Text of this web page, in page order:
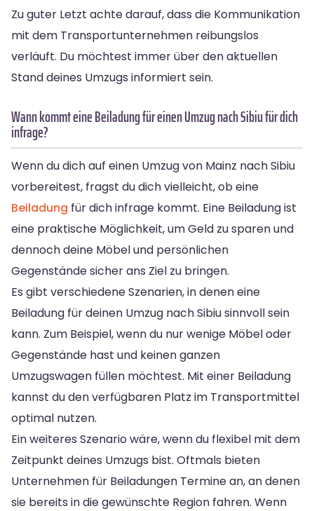
Zu guter Letzt achte darauf, dass die Kommunikation
mit dem Transportunternehmen reibungslos
verläuft. Du möchtest immer über den aktuellen
Stand deines Umzugs informiert sein.
Wann kommt eine Beiladung für einen Umzug nach Sibiu für dich
infrage?
Wenn du dich auf einen Umzug von Mainz nach Sibiu
vorbereitest, fragst du dich vielleicht, ob eine
Beiladung für dich infrage kommt. Eine Beiladung ist
eine praktische Möglichkeit, um Geld zu sparen und
dennoch deine Möbel und persönlichen
Gegenstände sicher ans Ziel zu bringen.
Es gibt verschiedene Szenarien, in denen eine
Beiladung für deinen Umzug nach Sibiu sinnvoll sein
kann. Zum Beispiel, wenn du nur wenige Möbel oder
Gegenstände hast und keinen ganzen
Umzugswagen füllen möchtest. Mit einer Beiladung
kannst du den verfügbaren Platz im Transportmittel
optimal nutzen.
Ein weiteres Szenario wäre, wenn du flexibel mit dem
Zeitpunkt deines Umzugs bist. Oftmals bieten
Unternehmen für Beiladungen Termine an, an denen
sie bereits in die gewünschte Region fahren. Wenn